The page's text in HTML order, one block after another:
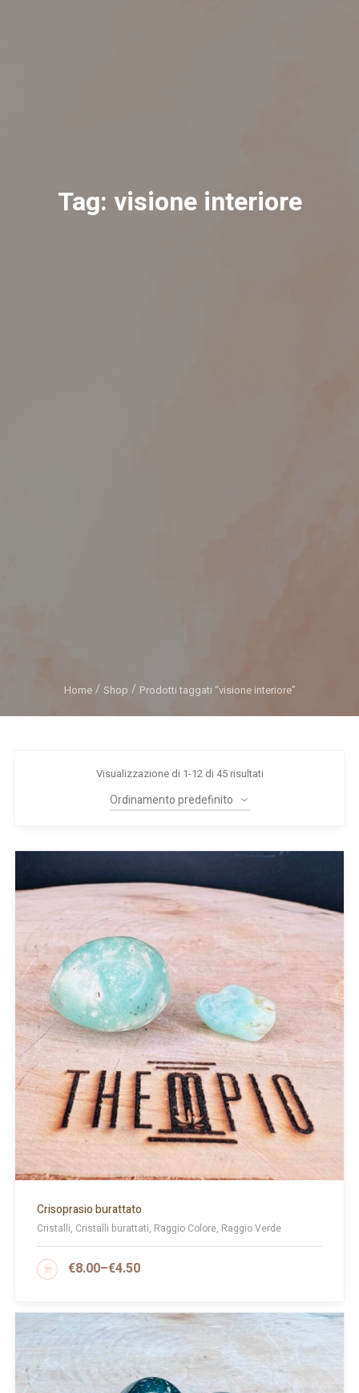
Tag: visione interiore
Home Shop Prodotti taggati “visione interiore”
Visualizzazione di 1-12 di 45 risultati
Crisoprasio burattato
Cristalli, Cristalli burattati, Raggio Colore, Raggio Verde
€4.50
–
€8.00
SCEGLI